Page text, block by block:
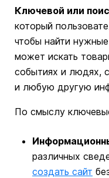
Ключевой или
который
чтобы найти
может искать
событиях и людях,
и любую другую
По смыслу
различных
создать сайт